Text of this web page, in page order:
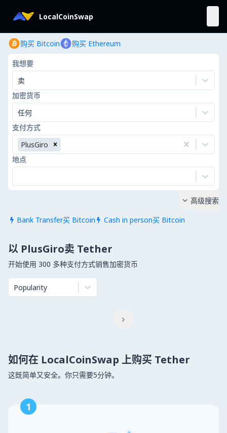
LocalCoinSwap
购买 Bitcoin 购买 Ethereum
我想要
卖
加密货币
任何
支付方式
PlusGiro
地点
 Bank Transfer买 Bitcoin  Cash in person买 Bitcoin
 高级搜索
以 PlusGiro卖 Tether
开始使用 300 多种支付方式销售加密货币
Popularity

如何在 LocalCoinSwap 上购买 Tether
这既简单又安全。你只需要5分钟。
1